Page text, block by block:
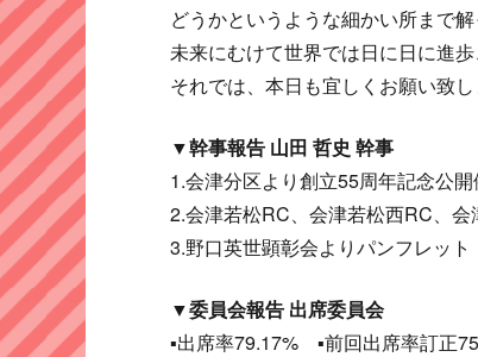
どうかというような細かい所まで
未来にむけて世界では日に日に進
それでは、本日も宜しくお願い致し
▼幹事報告 山田 哲史 幹事
1.会津分区より創立55周年記念公開
2.会津若松RC、会津若松西RC、会
3.野口英世顕彰会よりパンフレット
▼委員会報告 出席委員会
▪出席率79.17% ▪前回出席率訂正